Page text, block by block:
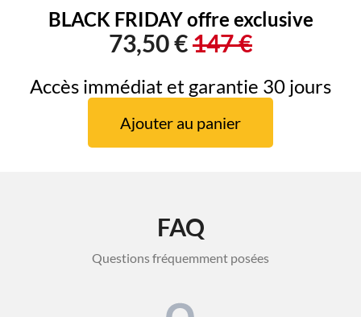
BLACK FRIDAY offre exclusive
73,50 €147 €
Accès immédiat et garantie 30 jours
Ajouter au panier
FAQ
Questions fréquemment posées